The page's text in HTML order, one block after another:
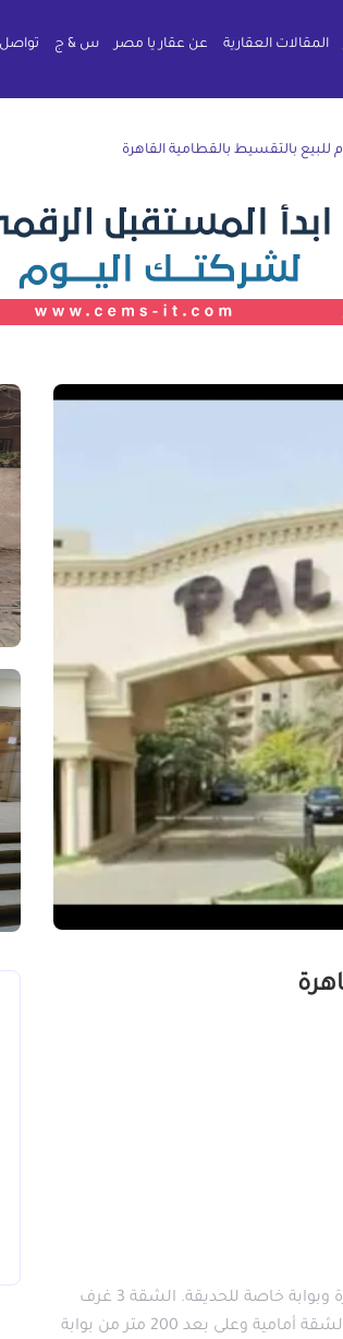
المقالات العقارية عن عقار يا مصر س & ج
شقة للبيع لوكس تجيب فرشك وتسكن 126 متر ارضى مرتفع بحديقة كبيرة وبوابة خاصة للحديقة. الشقة 3 غرف
منهم غرفة ماستر بالحمام و ريسبشن قطعتين ومطبخ أمريكي و حمام. الشقة أمامية وعلى بعد 200 متر من بوابة